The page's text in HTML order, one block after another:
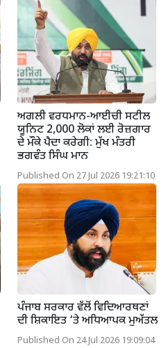
ਅਗਲੀ ਵਰਧਮਾਨ-ਆਈਚੀ ਸਟੀਲ
ਯੂਨਿਟ 2,000 ਲੋਕਾਂ ਲਈ ਰੋਜ਼ਗਾਰ
ਦੇ ਮੌਕੇ ਪੈਦਾ ਕਰੇਗੀ: ਮੁੱਖ ਮੰਤਰੀ
ਭਗਵੰਤ ਸਿੰਘ ਮਾਨ
Published On 27 Jul 2026 19:21:10
ਪੰਜਾਬ ਸਰਕਾਰ ਵੱਲੋਂ ਵਿਦਿਆਰਥਣਾਂ
ਦੀ ਸ਼ਿਕਾਇਤ ‘ਤੇ ਅਧਿਆਪਕ ਮੁਅੱਤਲ
Published On 24 Jul 2026 19:09:04